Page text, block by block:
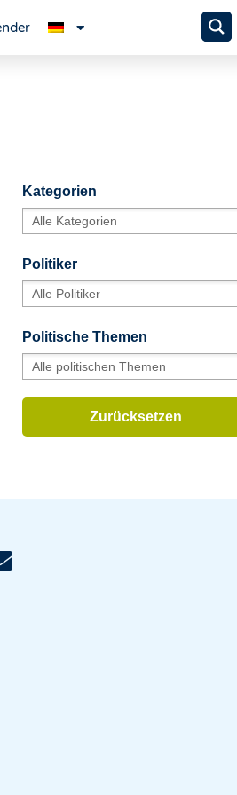
Kategorien
Politiker
Politische Themen